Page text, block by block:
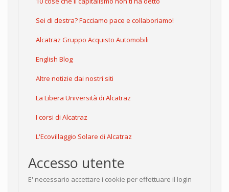
Sei di destra? Facciamo pace e collaboriamo!
Alcatraz Gruppo Acquisto Automobili
English Blog
Altre notizie dai nostri siti
La Libera Università di Alcatraz
I corsi di Alcatraz
L'Ecovillaggio Solare di Alcatraz
Accesso utente
E' necessario accettare i cookie per effettuare il login